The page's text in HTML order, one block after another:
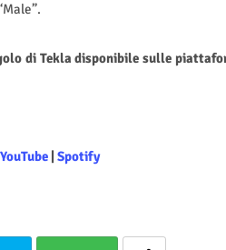
di Tekla disponibile sulle
YouTube| Spotify